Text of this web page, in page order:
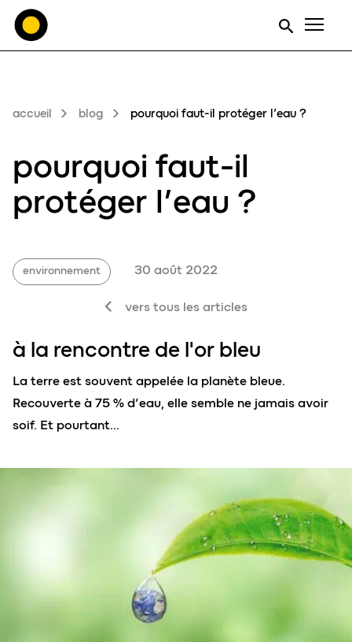
accueil blog pourquoi faut-il protéger l’eau ?
pourquoi faut-il
protéger l’eau ?
environnement 30 août 2022
vers tous les articles
à la rencontre de l'or bleu
La terre est souvent appelée la planète bleue.
Recouverte à 75 % d’eau, elle semble ne jamais avoir
soif. Et pourtant…